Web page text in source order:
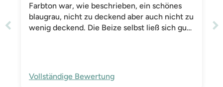
Farbton war, wie beschrieben, ein schönes
blaugrau, nicht zu deckend aber auch nicht zu
wenig deckend. Die Beize selbst ließ sich gut
Vollständige Bewertung